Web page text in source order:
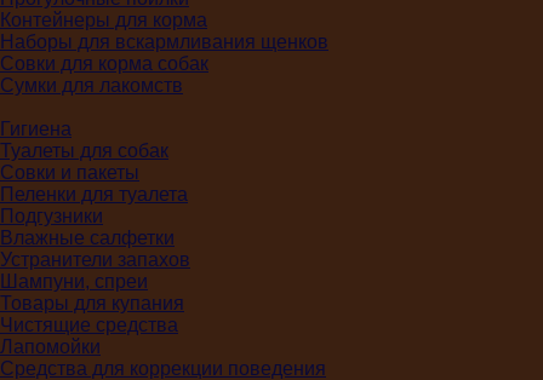
Контейнеры для корма
Наборы для вскармливания щенков
Совки для корма собак
Сумки для лакомств
Гигиена
Туалеты для собак
Совки и пакеты
Пеленки для туалета
Подгузники
Влажные салфетки
Устранители запахов
Шампуни, спреи
Товары для купания
Чистящие средства
Лапомойки
Средства для коррекции поведения